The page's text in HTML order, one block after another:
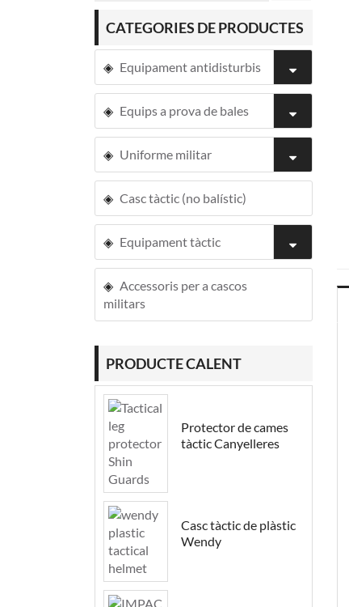
CATEGORIES DE PRODUCTES
Equipament antidisturbis
Equips a prova de bales
Uniforme militar
Casc tàctic (no balístic)
Equipament tàctic
Accessoris per a cascos
militars
PRODUCTE CALENT
Protector de cames
tàctic Canyelleres
Casc tàctic de plàstic
Wendy